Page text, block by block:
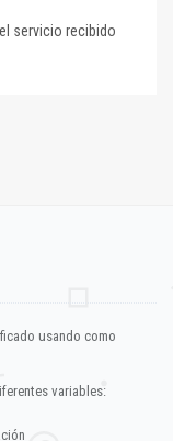
servicio recibido
usando como
variables: